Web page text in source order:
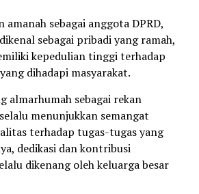
amanah sebagai anggota DPRD,
sebagai pribadi yang ramah,
kepedulian tinggi terhadap
dihadapi masyarakat.
almarhumah sebagai rekan
menunjukkan semangat
terhadap tugas-tugas yang
dedikasi dan kontribusi
dikenang oleh keluarga besar